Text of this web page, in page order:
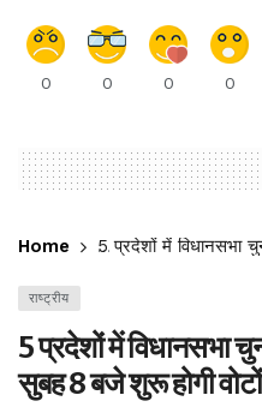
0 0 0 0
Home 5 प्रदेशों में विधानसभा
राष्ट्रीय
5 प्रदेशों में विधानसभा
सुबह 8 बजे शुरू होगी